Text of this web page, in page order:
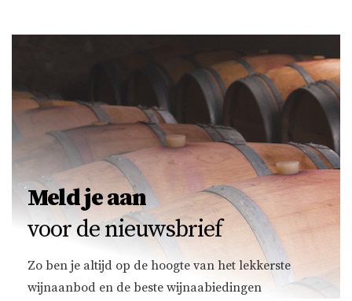
Meld je aan
voor de nieuwsbrief
Zo ben je altijd op de hoogte van het lekkerste
wijnaanbod en de beste wijnaabiedingen